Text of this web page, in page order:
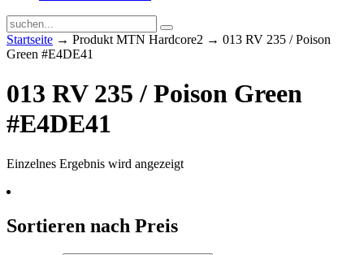
Startseite → Produkt MTN Hardcore2 → 013 RV 235 / Poison
Green #E4DE41
013 RV 235 / Poison Green
#E4DE41
Einzelnes Ergebnis wird angezeigt
Sortieren nach Preis